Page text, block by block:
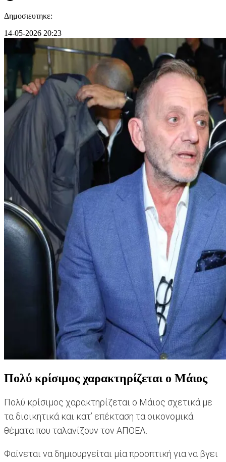
Δημοσιευτηκε:
14-05-2026 20:23
Πολύ κρίσιμος χαρακτηρίζεται ο Μάιος
Πολύ κρίσιμος χαρακτηρίζεται ο Μάιος σχετικά με
τα διοικητικά και κατ’ επέκταση τα οικονομικά
θέματα που ταλανίζουν τον ΑΠΟΕΛ.
Φαίνεται να δημιουργείται μία προοπτική για να βγει